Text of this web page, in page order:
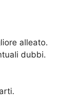
alleato.
dubbi.